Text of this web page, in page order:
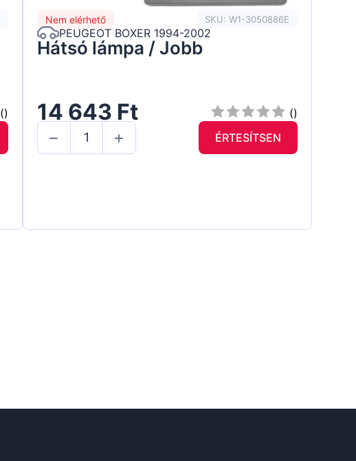
()
Nem elérhető SKU: W1-3050886E
PEUGEOT BOXER 1994-2002
Hátsó lámpa / Jobb
14 643 Ft
()
ÉRTESÍTSEN